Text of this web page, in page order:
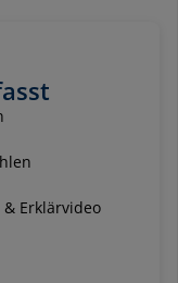
Erklärvideo